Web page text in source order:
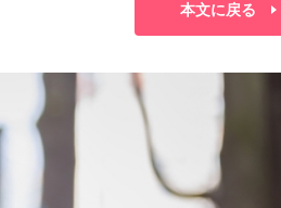
本文に戻る